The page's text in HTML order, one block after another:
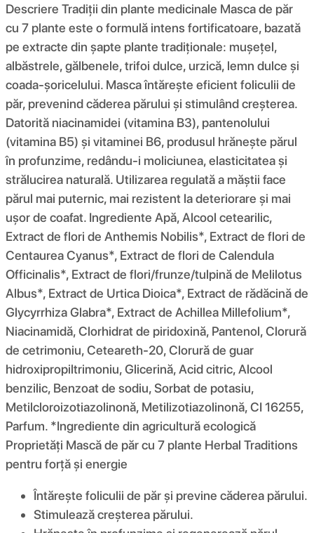
Descriere Tradiții din plante medicinale Masca de păr
cu 7 plante este o formulă intens fortificatoare, bazată
pe extracte din șapte plante tradiționale: mușețel,
albăstrele, gălbenele, trifoi dulce, urzică, lemn dulce și
coada-șoricelului. Masca întărește eficient foliculii de
păr, prevenind căderea părului și stimulând creșterea.
Datorită niacinamidei (vitamina B3), pantenolului
(vitamina B5) și vitaminei B6, produsul hrănește părul
în profunzime, redându-i moliciunea, elasticitatea și
strălucirea naturală. Utilizarea regulată a măștii face
părul mai puternic, mai rezistent la deteriorare și mai
ușor de coafat. Ingrediente Apă, Alcool cetearilic,
Extract de flori de Anthemis Nobilis*, Extract de flori de
Centaurea Cyanus*, Extract de flori de Calendula
Officinalis*, Extract de flori/frunze/tulpină de Melilotus
Albus*, Extract de Urtica Dioica*, Extract de rădăcină de
Glycyrrhiza Glabra*, Extract de Achillea Millefolium*,
Niacinamidă, Clorhidrat de piridoxină, Pantenol, Clorură
de cetrimoniu, Ceteareth-20, Clorură de guar
hidroxipropiltrimoniu, Glicerină, Acid citric, Alcool
benzilic, Benzoat de sodiu, Sorbat de potasiu,
Metilcloroizotiazolinonă, Metilizotiazolinonă, CI 16255,
Parfum. *Ingrediente din agricultură ecologică
Proprietăți Mască de păr cu 7 plante Herbal Traditions
pentru forță și energie
Întărește foliculii de păr și previne căderea părului.
Stimulează creșterea părului.